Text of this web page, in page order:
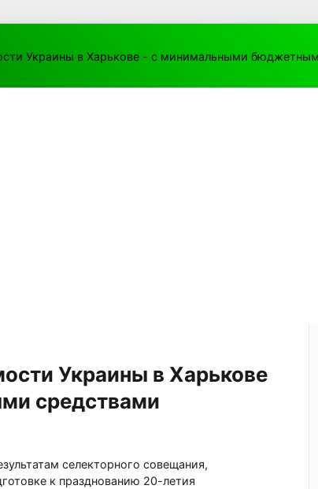
Украины в Харькове - с минимальными
Украины в Харькове
средствами
селекторного совещания,
к празднованию 20-летия